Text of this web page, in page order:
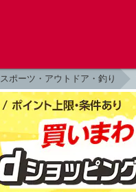
スポーツ・アウトドア・釣り